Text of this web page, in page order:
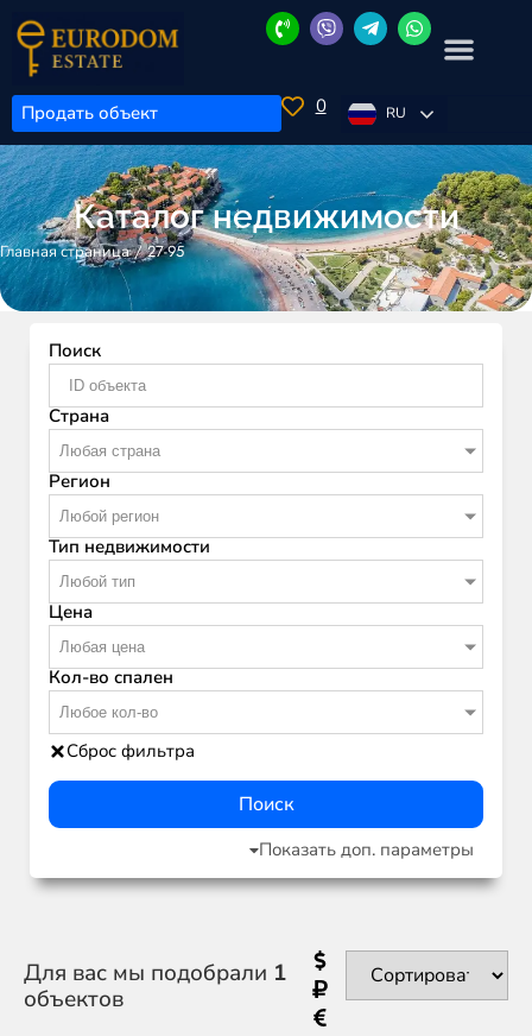
Продать объект 0 RU
Каталог недвижимости
Главная страница/27-95
Поиск
Страна
Любая страна
Регион
Любой регион
Тип недвижимости
Любой тип
Цена
Любая цена
Кол-во спален
Любое кол-во
Сброс фильтра
Поиск
Показать доп. параметры
Для вас мы подобрали 1
объектов